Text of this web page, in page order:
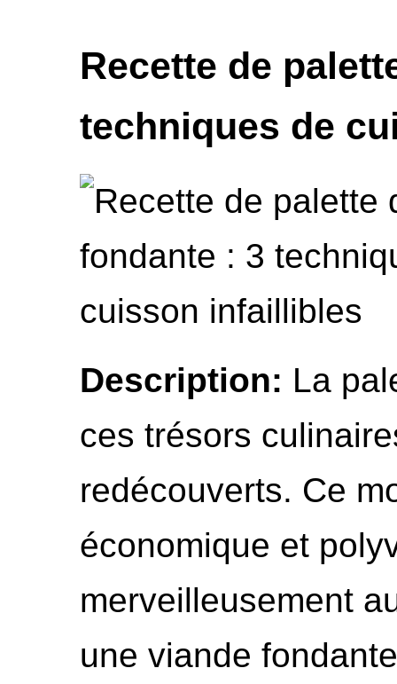
Recette de
techniques de
Description: La
ces trésors
redécouverts. Ce
économique et
merveilleusement
une viande